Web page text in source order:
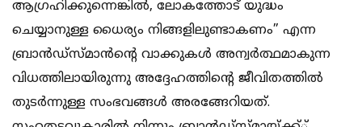
ആഗ്രഹിക്കുന്നെങ്കില്‍, ലോകത്തോട് യുദ്ധം
ചെയ്യാനുള്ള ധൈര്യം നിങ്ങളിലുണ്ടാകണം” എന്ന
ബ്രാന്‍ഡ്‌സ്മാന്‍ന്റെ വാക്കുകള്‍ അന്വര്‍ത്ഥമാകുന്ന
വിധത്തിലായിരുന്നു അദ്ദേഹത്തിന്റെ ജീവിതത്തില്‍
തുടര്‍ന്നുള്ള സംഭവങ്ങള്‍ അരങ്ങേറിയത്.